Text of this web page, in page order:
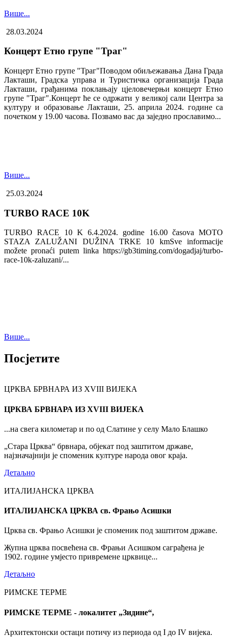
Више...
28.03.2024
Концерт Етно групе "Траг"
Концерт Етно групе "Траг"Поводом обиљежавања Дана Града
Лакташи, Градска управа и Туристичка организација Града
Лакташи, грађанима поклањају цјеловечерњи концерт Етно
групе "Траг".Концерт ће се одржати у великој сали Центра за
културу и образовање Лакташи, 25. априла 2024. године са
почетком у 19.00 часова. Позвамо вас да заједно прославимо...
Више...
25.03.2024
TURBO RACE 10K
TURBO RACE 10 K 6.4.2024. godine 16.00 časova MOTO
STAZA ZALUŽANI DUŽINA TRKE 10 kmSve informacije
možete pronaći putem linka https://gb3timing.com/dogadjaj/turbo-
race-10k-zaluzani/...
Више...
Посјетите
ЦРКВА БРВНАРА ИЗ XVIII ВИЈЕКА
ЦРКВА БРВНАРА ИЗ XVIII ВИЈЕКА
...на свега километар и по од Слатине у селу Мало Блашко
„Стара Црква“ брвнара, објекат под заштитом државе,
најзначајнији је споменик културе народа овог краја.
Детаљно
ИТАЛИЈАНСКА ЦРКВА
ИТАЛИЈАНСКА ЦРКВА св. Фрањо Асишки
Црква св. Фрањо Асишки је споменик под заштитом државе.
Жупна црква посвећена св. Фрањи Асишком саграђена је
1902. године умјесто привремене црквице...
Детаљно
РИМСКЕ ТЕРМЕ
РИМСКЕ ТЕРМЕ - локалитет „Зидине“,
Архитектонски остаци потичу из периода од I до IV вијека.